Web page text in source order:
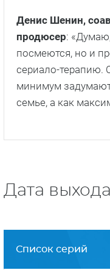
Денис Шенин,
продюсер:
посмеются, но и
сериало-терапию.
минимум
семье, а как
Дата выхода
Список серий